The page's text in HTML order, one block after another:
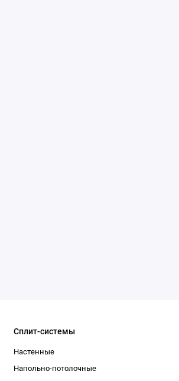
Сплит-системы
Настенные
Напольно-потолочные